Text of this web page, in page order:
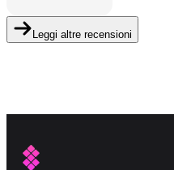
Leggi altre recensioni